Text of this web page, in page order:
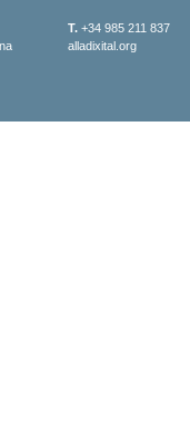
T. +34 985 211 837
alladixital.org